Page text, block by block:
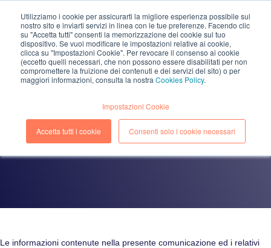
Utilizziamo i cookie per assicurarti la migliore esperienza possibile sul
nostro sito e inviarti servizi in linea con le tue preferenze. Facendo clic
su "Accetta tutti" consenti la memorizzazione dei cookie sul tuo
dispositivo. Se vuoi modificare le impostazioni relative ai cookie,
clicca su "Impostazioni Cookie". Per revocare il consenso ai cookie
(eccetto quelli necessari, che non possono essere disabilitati per non
compromettere la fruizione dei contenuti e dei servizi del sito) o per
maggiori informazioni, consulta la nostra Cookies Policy.
Impostazioni Cookie
Accetta tutti i cookie Consenti solo i cookie necessari
EN IT
Informativa sulla
riservatezza e pertinenza
della comunicazione
Le informazioni contenute nella presente comunicazione ed i relativi